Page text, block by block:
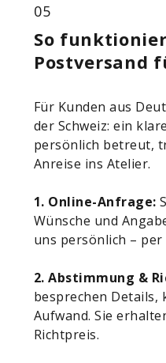
05
So
Postversand
Für Kunden aus
der Schweiz: ein
persönlich betreut,
Anreise ins Atelier.
1. Online-Anfrage:
Wünsche und
uns persönlich –
2. Abstimmung &
besprechen
Aufwand. Sie
Richtpreis.